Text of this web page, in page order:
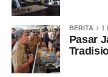
BERITA 1
Pasar